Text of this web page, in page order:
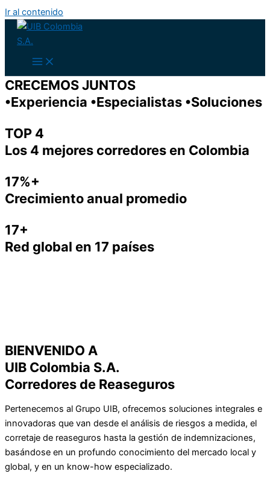
Ir al contenido
CRECEMOS JUNTOS
•Experiencia •Especialistas •Soluciones
TOP 4
Los 4 mejores corredores en Colombia
17%+
Crecimiento anual promedio
17+
Red global en 17 países
BIENVENIDO A
UIB Colombia S.A.
Corredores de Reaseguros
Pertenecemos al Grupo UIB, ofrecemos soluciones integrales e
innovadoras que van desde el análisis de riesgos a medida, el
corretaje de reaseguros hasta la gestión de indemnizaciones,
basándose en un profundo conocimiento del mercado local y
global, y en un know-how especializado.